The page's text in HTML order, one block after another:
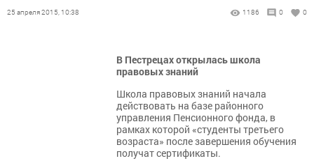
25 апреля 2015, 10:38 1186 0 0
В Пестрецах открылась школа
правовых знаний
Школа правовых знаний начала
действовать на базе районного
управления Пенсионного фонда, в
рамках которой «студенты третьего
возраста» после завершения обучения
получат сертификаты.